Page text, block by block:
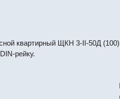
квартирный ЩКН 3-II-50Д
рейку.